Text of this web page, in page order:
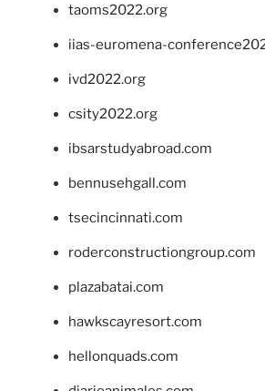
taoms2022.org
iias-euromena-
ivd2022.org
csity2022.org
ibsarstudyabroad.com
bennusehgall.com
tsecincinnati.com
roderconstructiongroup.com
plazabatai.com
hawkscayresort.com
hellonquads.com